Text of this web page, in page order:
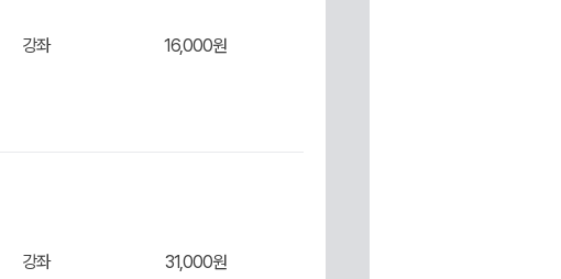
강좌 16,000원
강좌 31,000원